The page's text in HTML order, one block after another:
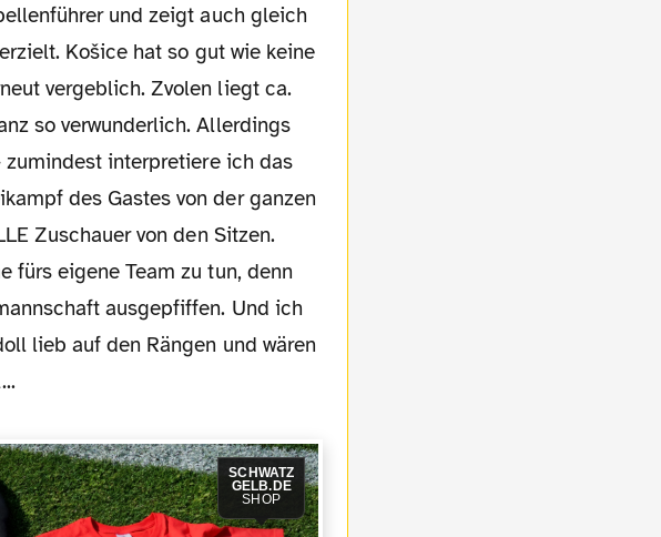
und zeigt auch gleich
Košice hat so gut wie keine
vergeblich. Zvolen liegt ca.
so verwunderlich. Allerdings
interpretiere ich das
des Gastes von der ganzen
Zuschauer von den Sitzen.
fürs eigene Team zu tun, denn
ausgepfiffen. Und ich
lieb auf den Rängen und wären
SCHWATZ
GELB.DE
SHOP